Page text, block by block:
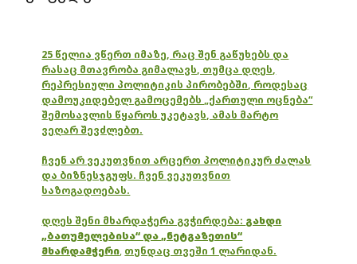
25 წელია ვწერთ იმაზე, რაც შენ გაწუხებს და
რასაც მთავრობა გიმალავს, თუმცა დღეს,
რეპრესიული პოლიტიკის პირობებში, როდესაც
დამოუკიდებელ გამოცემებს „ქართული ოცნება“
შემოსავლის წყაროს უკეტავს, ამას მარტო
ვეღარ შევძლებთ.
ჩვენ არ ვეკუთვნით არცერთ პოლიტიკურ ძალას
და ბიზნესჯგუფს. ჩვენ ვეკუთვნით
საზოგადოებას.
დღეს შენი მხარდაჭერა გვჭირდება: გახდი
„ბათუმელებისა“ და „ნეტგაზეთის“
მხარდამჭერი, თუნდაც თვეში 1 ლარიდან.